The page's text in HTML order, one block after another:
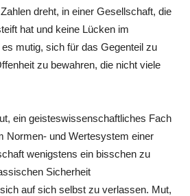
dreht, in einer Gesellschaft, die
hat und keine Lücken im
mutig, sich für das Gegenteil zu
zu bewahren, die nicht viele
ein geisteswissenschaftliches Fach
Normen- und Wertesystem einer
wenigstens ein bisschen zu
Sicherheit
auf sich selbst zu verlassen. Mut,